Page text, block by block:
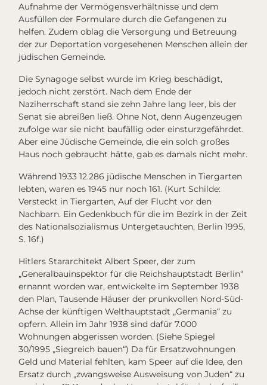
Aufnahme der Vermögensverhältnisse und dem
Ausfüllen der Formulare durch die Gefangenen zu
helfen. Zudem oblag die Versorgung und Betreuung
der zur Deportation vorgesehenen Menschen allein der
jüdischen Gemeinde.
Die Synagoge selbst wurde im Krieg beschädigt,
jedoch nicht zerstört. Nach dem Ende der
Naziherrschaft stand sie zehn Jahre lang leer, bis der
Senat sie abreißen ließ. Ohne Not, denn Augenzeugen
zufolge war sie nicht baufällig oder einsturzgefährdet.
Aber eine Jüdische Gemeinde, die ein solch großes
Haus noch gebraucht hätte, gab es damals nicht mehr.
Während 1933 12.286 jüdische Menschen in Tiergarten
lebten, waren es 1945 nur noch 161. (Kurt Schilde:
Versteckt in Tiergarten, Auf der Flucht vor den
Nachbarn. Ein Gedenkbuch für die im Bezirk in der Zeit
des Nationalsozialismus Untergetauchten, Berlin 1995,
S. 16f.)
Hitlers Stararchitekt Albert Speer, der zum
„Generalbauinspektor für die Reichshauptstadt Berlin“
ernannt worden war, entwickelte im September 1938
den Plan, Tausende Häuser der prunkvollen Nord-Süd-
Achse der künftigen Welthauptstadt „Germania“ zu
opfern. Allein im Jahr 1938 sind dafür 7.000
Wohnungen abgerissen worden. (Siehe Spiegel
30/1995 „Siegreich bauen“) Da für Ersatzwohnungen
Geld und Material fehlten, kam Speer auf die Idee, den
Ersatz durch „zwangsweise Ausweisung von Juden“ zu